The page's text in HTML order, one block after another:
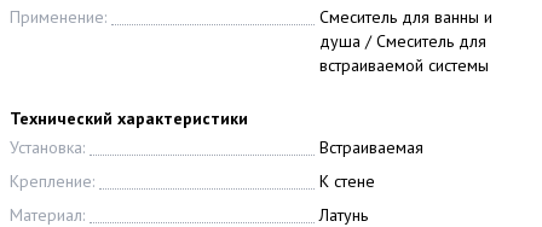
Применение:
Смеситель для ванны и
душа / Смеситель для
встраиваемой системы
Технический характеристики
Установка:
Встраиваемая
Крепление:
К стене
Материал:
Латунь